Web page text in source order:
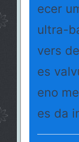
ecer
ultra-
vers
es
eno
es da